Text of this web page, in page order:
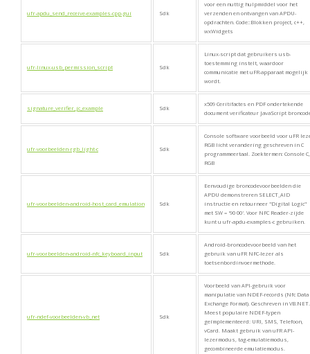
ufr-apdu_send_receive-examples-cpp-gui Sdk
voor een nuttig hulpmiddel voor het
verzenden en ontvangen van APDU-
opdrachten. Code::Blokken project, c++,
wxWidgets
ufr-linux-usb_permission_script Sdk
Linux-script dat gebruikers usb-
toestemming instelt, waardoor
communicatie met uFR-apparaat mogelijk
wordt.
signature_verifier_jc_example Sdk
x509 Ceritifactes en PDF ondertekende
document verificateur JavaScript
ufr-voorbeelden-rgb_light-c Sdk
Console software voorbeeld voor uFR
RGB licht verandering geschreven in C
programmeertaal. Zoektermen: Console C,
RGB
ufr-voorbeelden-android-host_card_emulation Sdk
Eenvoudige broncodevoorbeelden die
APDU demonstreren SELECT_AID
instructie en retourneer "Digital Logic"
met SW = '90 00'. Voor NFC Reader-zijde
kunt u ufr-apdu-examples-c gebruiken.
ufr-voorbeelden-android-nfc_keyboard_input Sdk
Android-broncodevoorbeeld van het
gebruik van uFR NFC-lezer als
toetsenbordinvoermethode.
ufr-ndef-voorbeelden-vb_net Sdk
Voorbeeld van API-gebruik voor
manipulatie van NDEF-records (Nfc Data
Exchange Format). Geschreven in VB.NET.
Meest populaire NDEF-typen
geïmplementeerd: URI, SMS, Telefoon,
vCard. Maakt gebruik van uFR API-
lezermodus, tag-emulatiemodus,
gecombineerde emulatiemodus.